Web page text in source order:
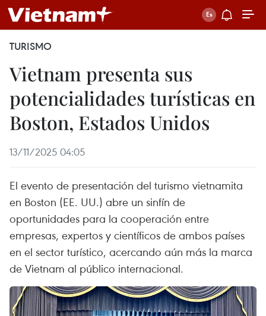
TURISMO
Vietnam presenta sus
potencialidades turísticas en
Boston, Estados Unidos
13/11/2025 04:05
El evento de presentación del turismo vietnamita
en Boston (EE. UU.) abre un sinfín de
oportunidades para la cooperación entre
empresas, expertos y científicos de ambos países
en el sector turístico, acercando aún más la marca
de Vietnam al público internacional.